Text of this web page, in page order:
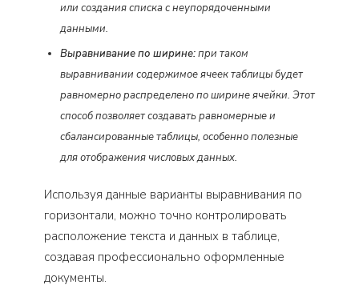
или создания списка с неупорядоченными
данными.
Выравнивание по ширине:при таком
выравнивании содержимое ячеек таблицы будет
равномерно распределено по ширине ячейки. Этот
способ позволяет создавать равномерные и
сбалансированные таблицы, особенно полезные
для отображения числовых данных.
Используя данные варианты выравнивания по
горизонтали, можно точно контролировать
расположение текста и данных в таблице,
создавая профессионально оформленные
документы.